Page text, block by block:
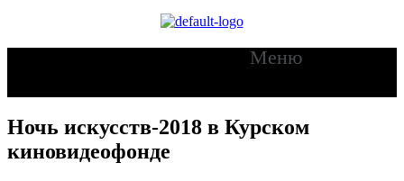
Меню
Ночь искусств-2018 в Курском
киновидеофонде